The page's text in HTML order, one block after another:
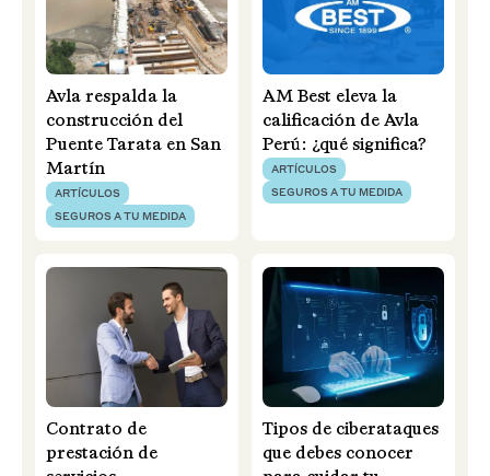
Avla respalda la
construcción del
Puente Tarata en San
Martín
ARTÍCULOS
SEGUROS A TU MEDIDA
AM Best eleva la
calificación de Avla
Perú: ¿qué significa?
ARTÍCULOS
SEGUROS A TU MEDIDA
Contrato de
prestación de
Tipos de ciberataques
que debes conocer